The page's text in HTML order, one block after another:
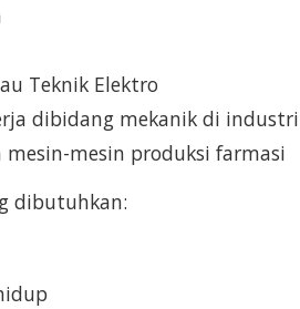
Teknik Elektro
dibidang mekanik di
mesin produksi farmasi
dibutuhkan: